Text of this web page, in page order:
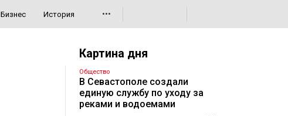
Бизнес История •••
Картина дня
Общество
В Севастополе создали
единую службу по уходу за
реками и водоемами